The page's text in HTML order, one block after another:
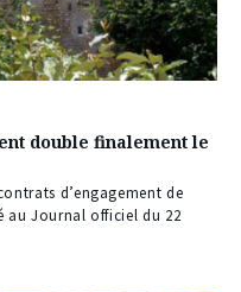
double finalement le
d’engagement de
au Journal officiel du 22